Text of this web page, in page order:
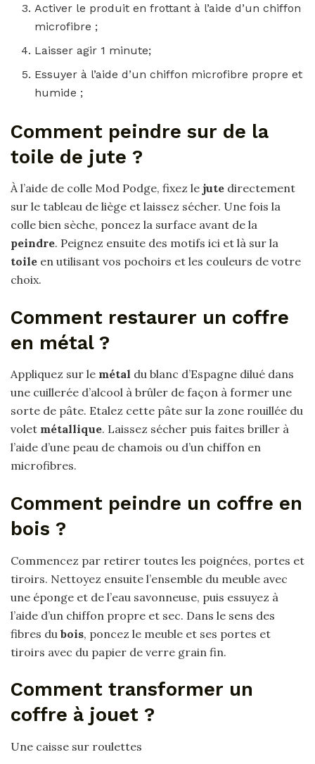
Activer le produit en frottant à l’aide d’un chiffon
microfibre ;
Laisser agir 1 minute;
Essuyer à l’aide d’un chiffon microfibre propre et
humide ;
Comment peindre sur de la
toile de jute ?
À l’aide de colle Mod Podge, fixez le jute directement
sur le tableau de liège et laissez sécher. Une fois la
colle bien sèche, poncez la surface avant de la
peindre. Peignez ensuite des motifs ici et là sur la
toile en utilisant vos pochoirs et les couleurs de votre
choix.
Comment restaurer un coffre
en métal ?
Appliquez sur le métal du blanc d’Espagne dilué dans
une cuillerée d’alcool à brûler de façon à former une
sorte de pâte. Etalez cette pâte sur la zone rouillée du
volet métallique. Laissez sécher puis faites briller à
l’aide d’une peau de chamois ou d’un chiffon en
microfibres.
Comment peindre un coffre en
bois ?
Commencez par retirer toutes les poignées, portes et
tiroirs. Nettoyez ensuite l’ensemble du meuble avec
une éponge et de l’eau savonneuse, puis essuyez à
l’aide d’un chiffon propre et sec. Dans le sens des
fibres du bois, poncez le meuble et ses portes et
tiroirs avec du papier de verre grain fin.
Comment transformer un
coffre à jouet ?
Une caisse sur roulettes